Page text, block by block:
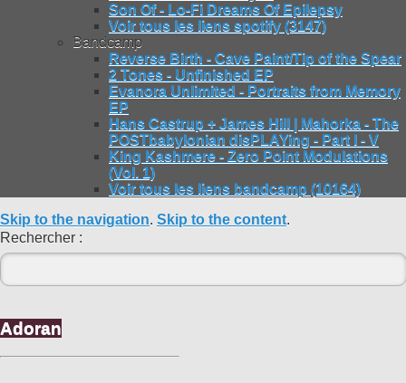
Son Of - Lo-Fi Dreams Of Epilepsy
Voir tous les liens spotify (3147)
Bandcamp
Reverse Birth - Cave Paint/Tip of the Spear
2 Tones - Unfinished EP
Evanora Unlimited - Portraits from Memory
EP
Hans Castrup + James Hill | Mahorka - The
POSTbabylonian disPLAYing - Part I - V
King Kashmere - Zero Point Modulations
(Vol. 1)
Voir tous les liens bandcamp (10164)
Skip to the navigation. Skip to the content.
Rechercher :
Adoran